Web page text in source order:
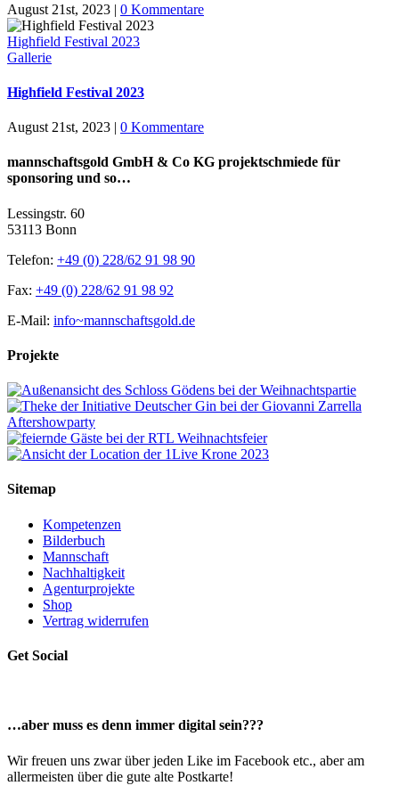
August 21st, 2023 | 0 Kommentare
Highfield Festival 2023
Gallerie
Highfield Festival 2023
August 21st, 2023 | 0 Kommentare
mannschaftsgold GmbH & Co KG projektschmiede für
sponsoring und so…
Lessingstr. 60
53113 Bonn
Telefon: +49 (0) 228/62 91 98 90
Fax: +49 (0) 228/62 91 98 92
E-Mail: info~mannschaftsgold.de
Projekte
Sitemap
Kompetenzen
Bilderbuch
Mannschaft
Nachhaltigkeit
Agenturprojekte
Shop
Vertrag widerrufen
Get Social
…aber muss es denn immer digital sein???
Wir freuen uns zwar über jeden Like im Facebook etc., aber am
allermeisten über die gute alte Postkarte!